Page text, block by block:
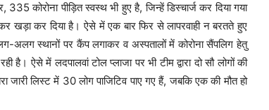
कोरोना पीड़ित स्वस्थ भी हुए है, जिन्हें डिस्चार्ज कर दिया गया
खड़ा कर दिया है। ऐसे में एक बार फिर से लापरवाही न बरतते हुए
अलग स्थानों पर कैंप लगाकर व अस्पतालों में कोरोना सैंपलिग हेतु
है। ऐसे में लदपालवां टोल प्लाजा पर भी टीम द्वारा दो सौ लोगों की
लिस्ट में 30 लोग पाजिटिव पाए गए हैं, जबकि एक की मौत हो